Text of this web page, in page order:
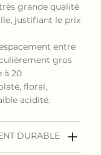
grande qualité
justifiant le prix
entre
gros
à 20
floral,
acidité.
DURABLE